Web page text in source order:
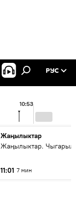
РУС
10:53
Жаңылыктар
Жаңылыктар.
11:01 7 мин